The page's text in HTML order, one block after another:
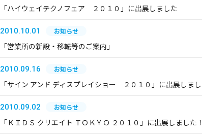
「ハイウェイテクノフェア ２０１０」に出展しました
2010.10.01 お知らせ
「営業所の新設・移転等のご案内」
2010.09.16 お知らせ
「サイン アンド ディスプレイショー ２０１０」に出展しまし
2010.09.02 お知らせ
「ＫＩＤＳ クリエイト ＴＯＫＹＯ ２０１０」に出展しました！